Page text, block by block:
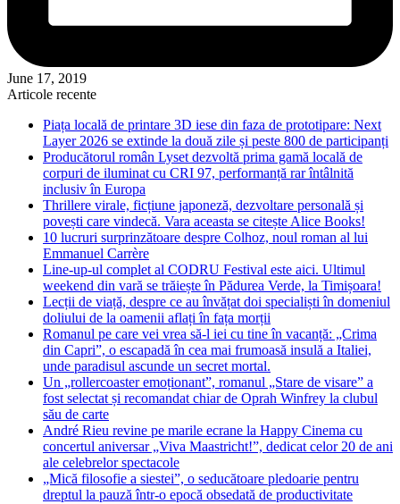
June 17, 2019
Articole recente
Piața locală de printare 3D iese din faza de prototipare: Next
Layer 2026 se extinde la două zile și peste 800 de participanți
Producătorul român Lyset dezvoltă prima gamă locală de
corpuri de iluminat cu CRI 97, performanță rar întâlnită
inclusiv în Europa
Thrillere virale, ficțiune japoneză, dezvoltare personală și
povești care vindecă. Vara aceasta se citește Alice Books!
10 lucruri surprinzătoare despre Colhoz, noul roman al lui
Emmanuel Carrère
Line-up-ul complet al CODRU Festival este aici. Ultimul
weekend din vară se trăiește în Pădurea Verde, la Timișoara!
Lecții de viață, despre ce au învățat doi specialiști în domeniul
doliului de la oamenii aflați în fața morții
Romanul pe care vei vrea să-l iei cu tine în vacanță: „Crima
din Capri”, o escapadă în cea mai frumoasă insulă a Italiei,
unde paradisul ascunde un secret mortal.
Un „rollercoaster emoționant”, romanul „Stare de visare” a
fost selectat și recomandat chiar de Oprah Winfrey la clubul
său de carte
André Rieu revine pe marile ecrane la Happy Cinema cu
concertul aniversar „Viva Maastricht!”, dedicat celor 20 de ani
ale celebrelor spectacole
„Mică filosofie a siestei”, o seducătoare pledoarie pentru
dreptul la pauză într-o epocă obsedată de productivitate